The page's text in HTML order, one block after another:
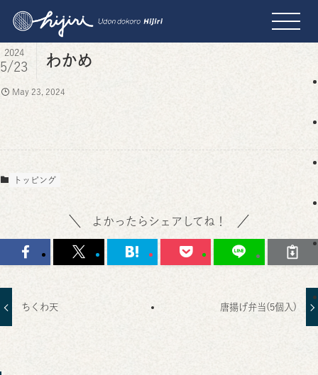
わかめ
2024
5/23
May 23, 2024
トッピング
よかったらシェアしてね！
ちくわ天 唐揚げ弁当(5個入)